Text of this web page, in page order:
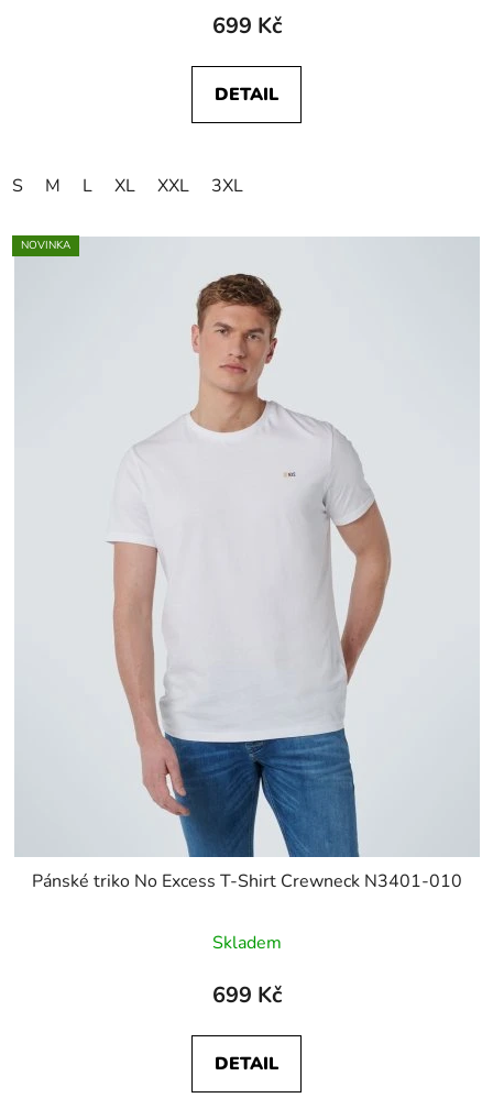
699 Kč
DETAIL
S M L XL XXL 3XL
NOVINKA
Pánské triko No Excess T-Shirt Crewneck N3401-010
Skladem
699 Kč
DETAIL